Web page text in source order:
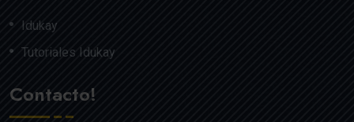
Idukay
Tutoriales Idukay
Contacto!